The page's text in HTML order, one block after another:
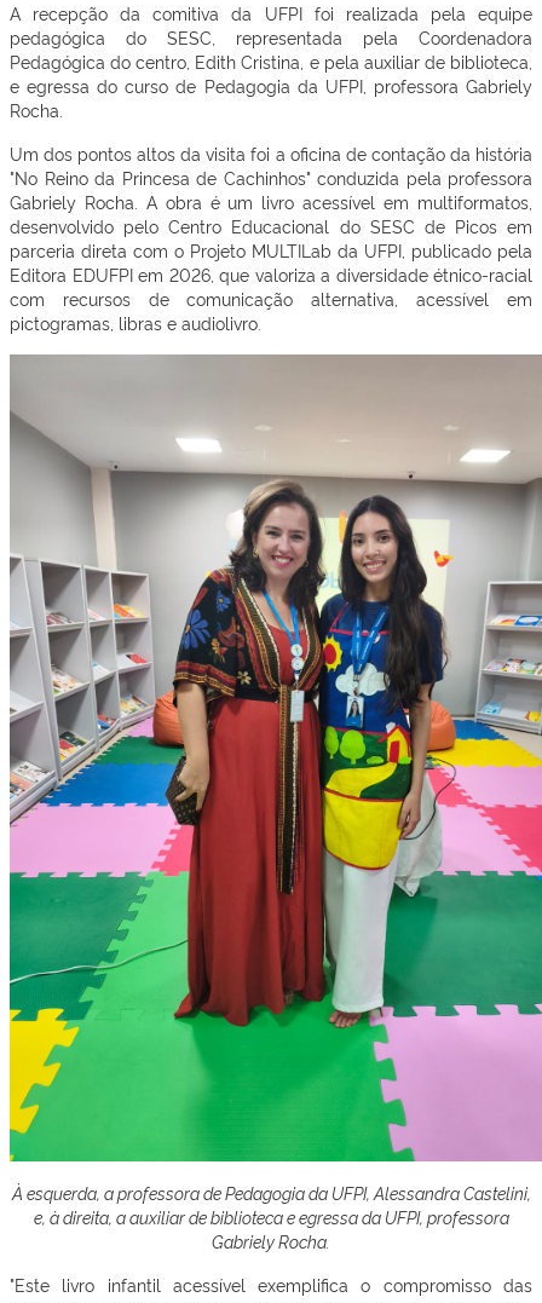
A recepção da comitiva da UFPI foi realizada pela equipe
pedagógica do SESC, representada pela Coordenadora
Pedagógica do centro, Edith Cristina, e pela auxiliar de biblioteca,
e egressa do curso de Pedagogia da UFPI, professora Gabriely
Rocha.
Um dos pontos altos da visita foi a oficina de contação da história
"No Reino da Princesa de Cachinhos" conduzida pela professora
Gabriely Rocha. A obra é um livro acessível em multiformatos,
desenvolvido pelo Centro Educacional do SESC de Picos em
parceria direta com o Projeto MULTILab da UFPI, publicado pela
Editora EDUFPI em 2026, que valoriza a diversidade étnico-racial
com recursos de comunicação alternativa, acessível em
pictogramas, libras e audiolivro.
À esquerda, a professora de Pedagogia da UFPI, Alessandra Castelini,
e, à direita, a auxiliar de biblioteca e egressa da UFPI, professora
Gabriely Rocha.
"Este livro infantil acessível exemplifica o compromisso das